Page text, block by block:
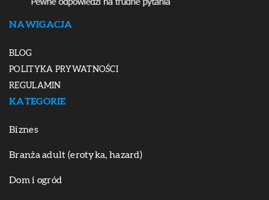
NAWIGACJA
BLOG
POLITYKA PRYWATNOŚCI
REGULAMIN
KATEGORIE
Biznes
Branża adult (erotyka, hazard)
Dom i ogród